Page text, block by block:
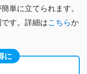
単に立てられます。
す。詳細はこちらか
に